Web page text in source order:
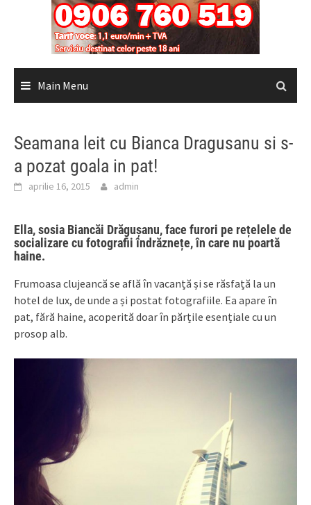
Main Menu
Seamana leit cu Bianca Dragusanu si s-
a pozat goala in pat!
aprilie 16, 2015 admin
Ella, sosia Biancăi Drăgușanu, face furori pe rețelele de
socializare cu fotografii îndrăznețe, în care nu poartă
haine.
Frumoasa clujeancă se află în vacanță și se răsfață la un
hotel de lux, de unde a și postat fotografiile. Ea apare în
pat, fără haine, acoperită doar în părțile esențiale cu un
prosop alb.